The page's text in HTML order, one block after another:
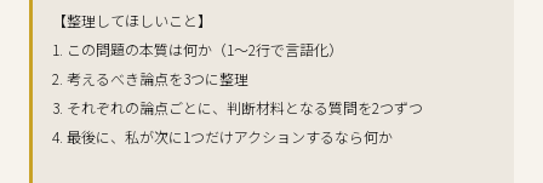
【整理してほしいこと】
1. この問題の本質は何か（1〜2行で言語化）
2. 考えるべき論点を3つに整理
3. それぞれの論点ごとに、判断材料となる質問を2つずつ
4. 最後に、私が次に1つだけアクションするなら何か